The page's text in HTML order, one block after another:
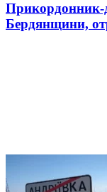
Прикордонник-
Бердянщини,